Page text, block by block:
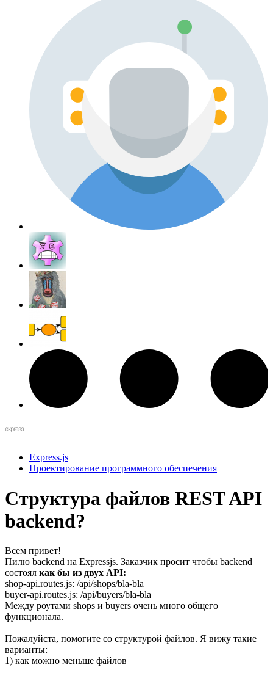
Express.js
Проектирование программного обеспечения
Структура файлов REST API
backend?
Всем привет!
Пилю backend на Expressjs. Заказчик просит чтобы backend
состоял как бы из двух API:
shop-api.routes.js: /api/shops/bla-bla
buyer-api.routes.js: /api/buyers/bla-bla
Между роутами shops и buyers очень много общего
функционала.
Пожалуйста, помогите со структурой файлов. Я вижу такие
варианты:
1) как можно меньше файлов